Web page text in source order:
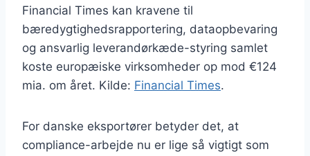
Financial Times kan kravene til
bæredygtighedsrapportering, dataopbevaring
og ansvarlig leverandørkæde-styring samlet
koste europæiske virksomheder op mod €124
mia. om året. Kilde: Financial Times.
For danske eksportører betyder det, at
compliance-arbejde nu er lige så vigtigt som